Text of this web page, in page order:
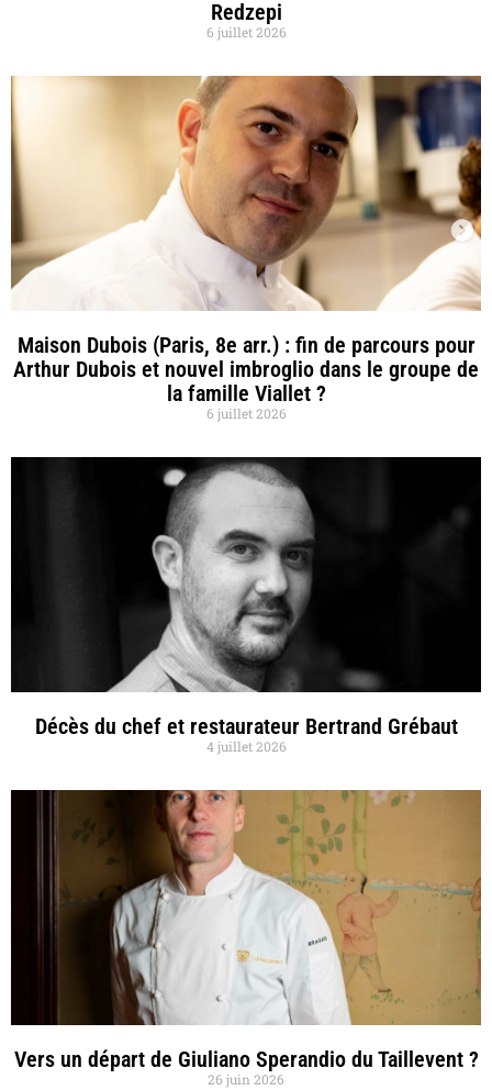
Redzepi
6 juillet 2026
Maison Dubois (Paris, 8e arr.) : fin de parcours pour
Arthur Dubois et nouvel imbroglio dans le groupe de
la famille Viallet ?
6 juillet 2026
Décès du chef et restaurateur Bertrand Grébaut
4 juillet 2026
Vers un départ de Giuliano Sperandio du Taillevent ?
26 juin 2026